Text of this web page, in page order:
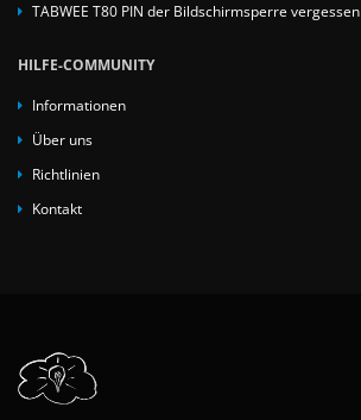
TABWEE T80 PIN der Bildschirmsperre vergessen
HILFE-COMMUNITY
Informationen
Über uns
Richtlinien
Kontakt